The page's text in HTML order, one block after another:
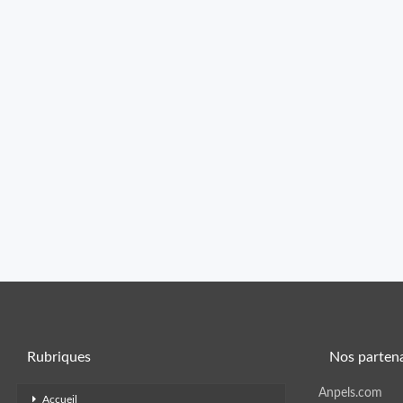
Rubriques
Accueil
Nos
Anpels.com